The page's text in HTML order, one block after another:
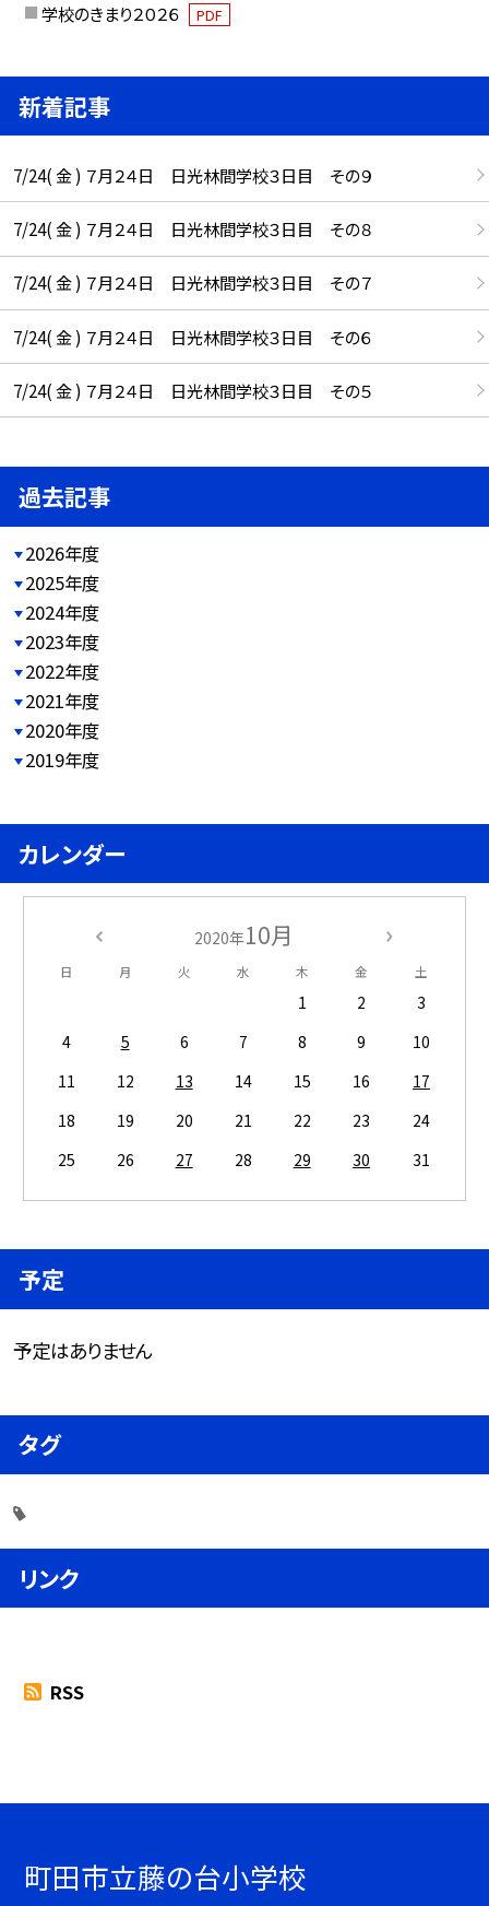
学校のきまり２０２６ PDF
新着記事
7/24( 金 ) ７月２４日 日光林間学校３日目 その９
7/24( 金 ) ７月２４日 日光林間学校３日目 その８
7/24( 金 ) ７月２４日 日光林間学校３日目 その７
7/24( 金 ) ７月２４日 日光林間学校３日目 その６
7/24( 金 ) ７月２４日 日光林間学校３日目 その５
過去記事
2026年度
2025年度
2024年度
2023年度
2022年度
2021年度
2020年度
2019年度
カレンダー
2020年10月
日 月 火 水 木 金 土
1 2
3
4
5 6 7 8 9
10
11
12 13 14 15 16
17
18
19 20 21 22 23
24
25
26 27 28 29 30 31
予定
予定はありません
タグ
リンク
RSS
町田市立藤の台小学校